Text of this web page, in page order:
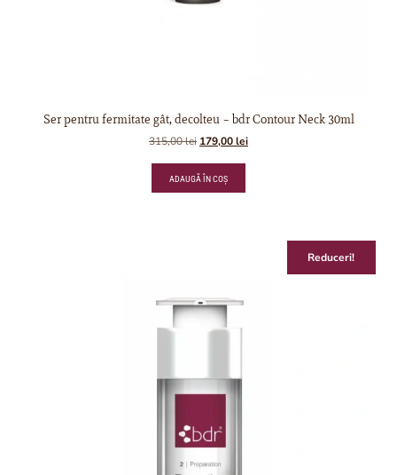
Ser pentru fermitate gât, decolteu – bdr Contour Neck 30ml
315,00lei 179,00lei
ADAUGĂ ÎN COȘ
Reduceri!